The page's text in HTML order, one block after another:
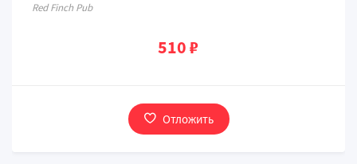
Red Finch Pub
510 ₽
Отложить